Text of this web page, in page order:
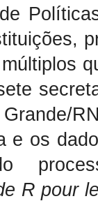
e os
R pour